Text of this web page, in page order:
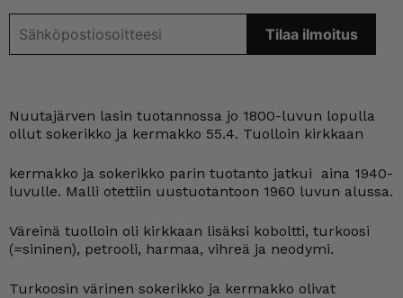
Nuutajärven lasin tuotannossa jo 1800-luvun lopulla
ollut sokerikko ja kermakko 55.4. Tuolloin kirkkaan
kermakko ja sokerikko parin tuotanto jatkui aina 1940-
luvulle. Malli otettiin uustuotantoon 1960 luvun alussa.
Väreinä tuolloin oli kirkkaan lisäksi koboltti, turkoosi
(=sininen), petrooli, harmaa, vihreä ja neodymi.
Turkoosin värinen sokerikko ja kermakko olivat